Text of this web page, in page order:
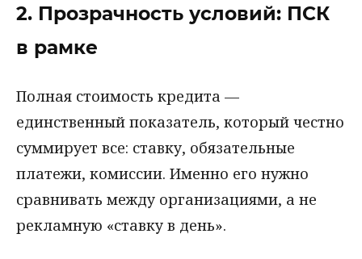
2. Прозрачность условий: ПСК
в рамке
Полная стоимость кредита —
единственный показатель, который честно
суммирует все: ставку, обязательные
платежи, комиссии. Именно его нужно
сравнивать между организациями, а не
рекламную «ставку в день».